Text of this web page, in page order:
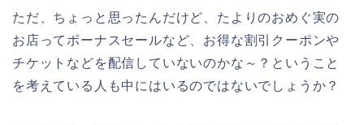
ただ、ちょっと思ったんだけど、たよりのおめぐ実の
お店ってボーナスセールなど、お得な割引クーポンや
チケットなどを配信していないのかな～？ということ
を考えている人も中にはいるのではないでしょうか？